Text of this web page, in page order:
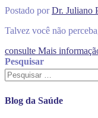
Postado porDr. Juliano
Talvez você não
consulte Mais
Pesquisar
Blog da Saúde